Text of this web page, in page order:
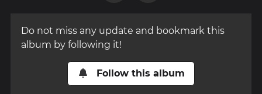
Do not miss any update and bookmark this
album by following it!
Follow this album